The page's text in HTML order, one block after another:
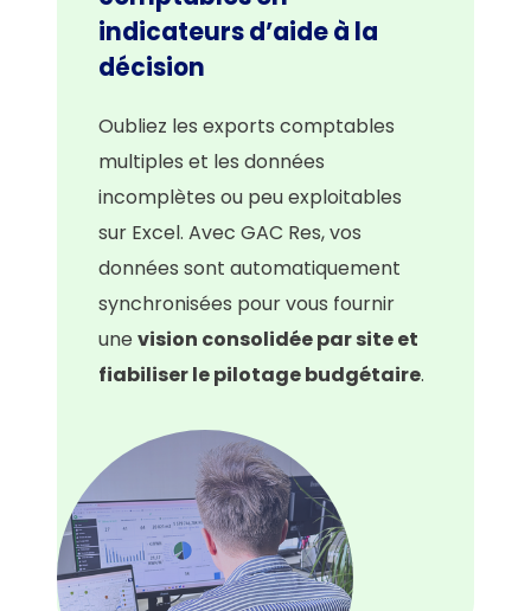
indicateurs d’aide à la
décision
Oubliez les exports comptables
multiples et les données
incomplètes ou peu exploitables
sur Excel. Avec GAC Res, vos
données sont automatiquement
synchronisées pour vous fournir
unevision consolidée par site et
fiabiliser le pilotage budgétaire.